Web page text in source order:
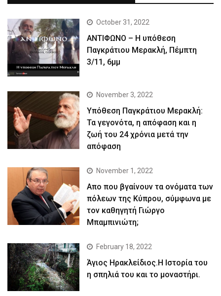
October 31, 2022
ΑΝΤΙΦΩΝΟ – Η υπόθεση
Παγκράτιου Μερακλή, Πέμπτη
3/11, 6μμ
November 3, 2022
Yπόθεση Παγκράτιου Μερακλή:
Τα γεγονότα, η απόφαση και η
ζωή του 24 χρόνια μετά την
απόφαση
November 1, 2022
Απο που βγαίνουν τα ονόματα των
πόλεων της Κύπρου, σύμφωνα με
τον καθηγητή Γιώργο
Μπαμπινιώτη;
February 18, 2022
Άγιος Ηρακλείδιος.Η Ιστορία του
η σπηλιά του και το μοναστήρι.